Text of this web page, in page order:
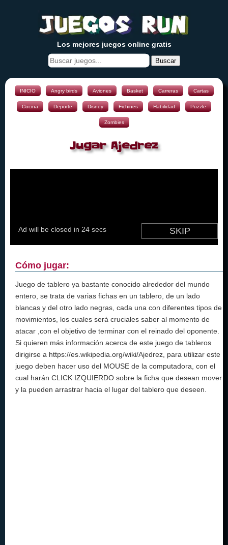
Los mejores juegos online gratis
Buscar
INICIO Angry birds Aviones Basket Carreras Cartas
Cocina Deporte Disney Fichines Habilidad Puzzle
Zombies
Jugar Ajedrez
Cómo jugar:
Juego de tablero ya bastante conocido alrededor del mundo
entero, se trata de varias fichas en un tablero, de un lado
blancas y del otro lado negras, cada una con diferentes tipos de
movimientos, los cuales será cruciales saber al momento de
atacar ,con el objetivo de terminar con el reinado del oponente.
Si quieren más información acerca de este juego de tableros
dirigirse a https://es.wikipedia.org/wiki/Ajedrez, para utilizar este
juego deben hacer uso del MOUSE de la computadora, con el
cual harán CLICK IZQUIERDO sobre la ficha que desean mover
y la pueden arrastrar hacia el lugar del tablero que deseen.